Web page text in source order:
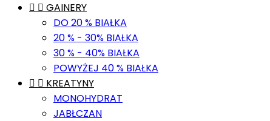
  GAINERY
DO 20 % BIAŁKA
20 % - 30% BIAŁKA
30 % - 40% BIAŁKA
POWYŻEJ 40 % BIAŁKA
  KREATYNY
MONOHYDRAT
JABŁCZAN